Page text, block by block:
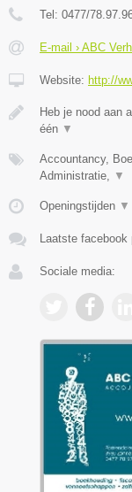
Tel: 0477/
E-mail › ABC
Website: http://
Heb je nood aan
één ▼
Accountancy,
Administratie,
▼
Openingstijden ▼
Laatste facebook
Sociale media: